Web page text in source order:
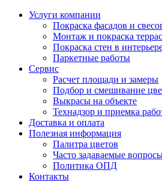
Услуги компании
Покраска фасадов и
Монтаж и покраска террас
Покраска стен в
Паркетные работы
Сервис
Расчет площади и замеры
Подбор и смешивание
Выкрасы на объекте
Технадзор и приемка
Доставка и оплата
Полезная информация
Палитра цветов
Часто задаваемые
Политика ОПД
Контакты